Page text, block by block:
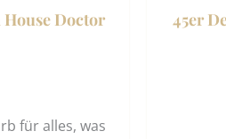
Doctor
für alles, was
45er